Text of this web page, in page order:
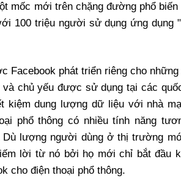
mốc mới trên chặng đường phổ biến
100 triệu người sử dụng ứng dụng
Facebook phát triển riêng cho những
chủ yếu được sử dụng tại các
kiệm dung lượng dữ liệu với nhà
phổ thông có nhiều tính năng
Dù lượng người dùng ở thị trường
lời từ nó bởi họ mới chỉ bắt đầu
cho điện thoại phổ thông.